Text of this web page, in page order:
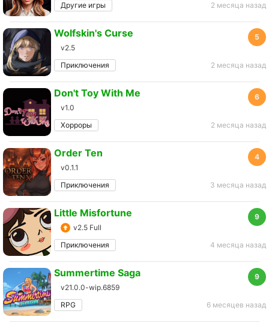
Другие игры
2 месяца назад
5
Wolfskin's Curse
v2.5
Приключения
2 месяца назад
6
Don't Toy With Me
v1.0
Хорроры
2 месяца назад
4
Order Ten
v0.1.1
Приключения
3 месяца назад
9
Little Misfortune
v2.5 Full
Приключения
4 месяца назад
9
Summertime Saga
v21.0.0-wip.6859
RPG
6 месяцев назад